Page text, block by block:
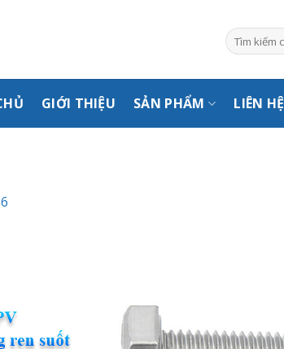
Tìm
kiếm:
GIỚI THIỆU SẢN PHẨM LIÊN HỆ